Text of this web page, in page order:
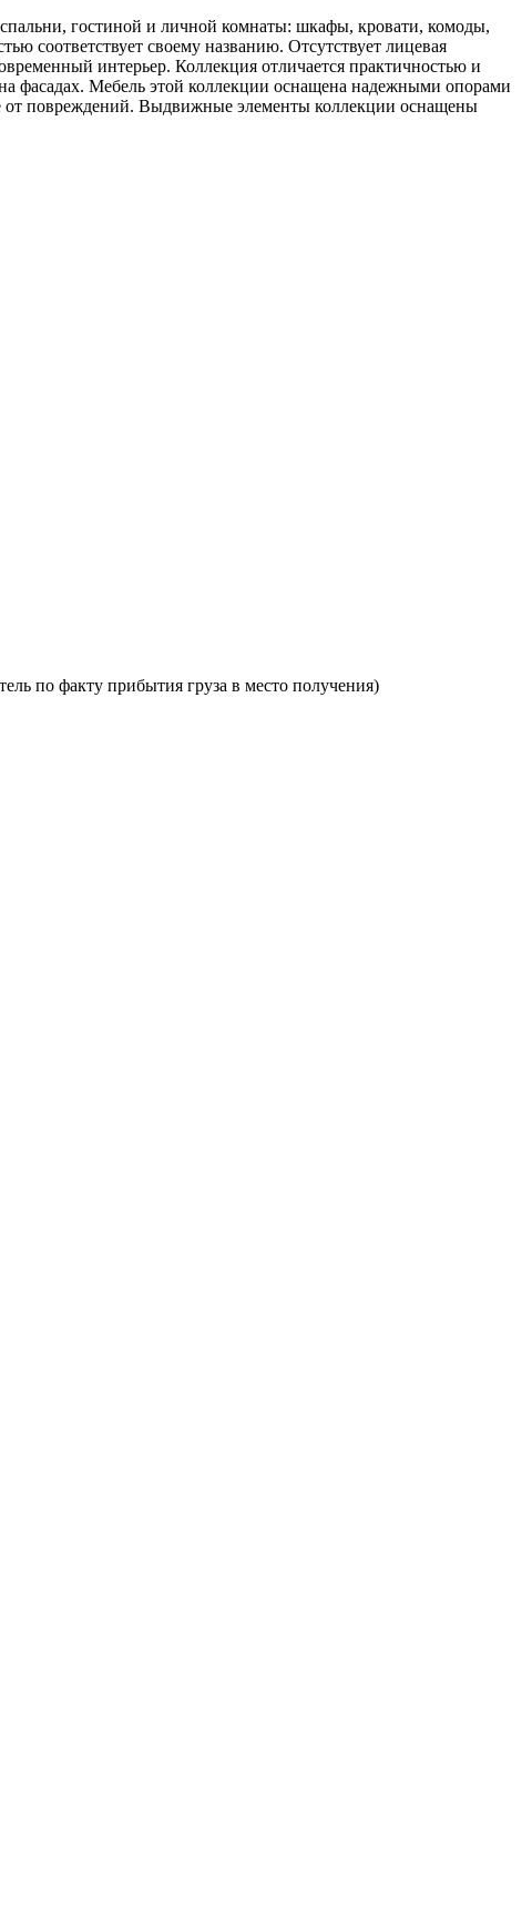
гостиной и личной комнаты: шкафы, кровати, комоды,
соответствует своему названию. Отсутствует лицевая
интерьер. Коллекция отличается практичностью и
фасадах. Мебель этой коллекции оснащена надежными опорами
от повреждений. Выдвижные элементы коллекции оснащены
по факту прибытия груза в место получения)